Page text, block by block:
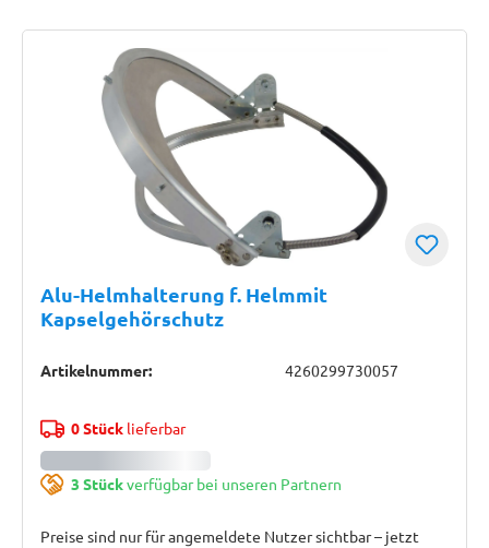
Alu-Helmhalterung f. Helmmit
Kapselgehörschutz
Artikelnummer: 4260299730057
0 Stücklieferbar
3 Stückverfügbar bei unseren Partnern
Preise sind nur für angemeldete Nutzer sichtbar – jetzt